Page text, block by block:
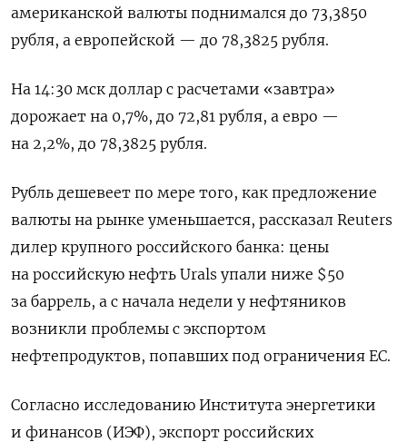
американской валюты поднимался до 73,3850
рубля, а европейской — до 78,3825 рубля.
На 14:30 мск доллар с расчетами «завтра»
дорожает на 0,7%, до 72,81 рубля, а евро —
на 2,2%, до 78,3825 рубля.
Рубль дешевеет по мере того, как предложение
валюты на рынке уменьшается, рассказал Reuters
дилер крупного российского банка: цены
на российскую нефть Urals упали ниже $50
за баррель, а с начала недели у нефтяников
возникли проблемы с экспортом
нефтепродуктов, попавших под ограничения ЕС.
Согласно исследованию Института энергетики
и финансов (ИЭФ), экспорт российских